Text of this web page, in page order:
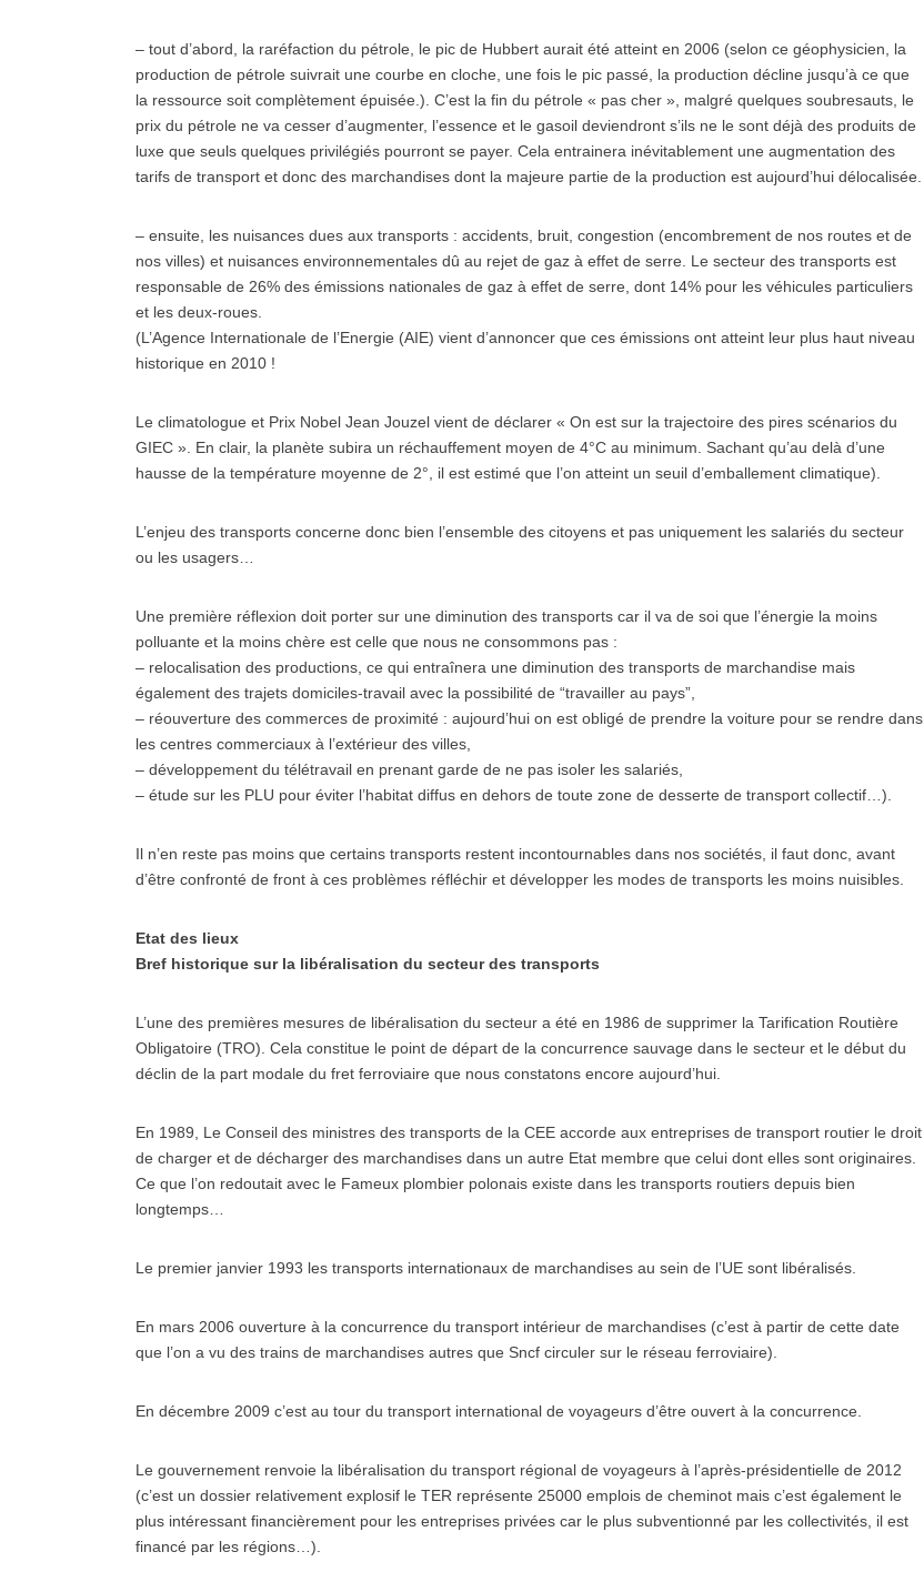
– tout d’abord, la raréfaction du pétrole, le pic de Hubbert aurait été atteint en 2006 (selon ce géophysicien, la
production de pétrole suivrait une courbe en cloche, une fois le pic passé, la production décline jusqu’à ce que
la ressource soit complètement épuisée.). C’est la fin du pétrole « pas cher », malgré quelques soubresauts, le
prix du pétrole ne va cesser d’augmenter, l’essence et le gasoil deviendront s’ils ne le sont déjà des produits de
luxe que seuls quelques privilégiés pourront se payer. Cela entrainera inévitablement une augmentation des
tarifs de transport et donc des marchandises dont la majeure partie de la production est aujourd’hui délocalisée.
– ensuite, les nuisances dues aux transports : accidents, bruit, congestion (encombrement de nos routes et de
nos villes) et nuisances environnementales dû au rejet de gaz à effet de serre. Le secteur des transports est
responsable de 26% des émissions nationales de gaz à effet de serre, dont 14% pour les véhicules particuliers
et les deux-roues.
(L’Agence Internationale de l’Energie (AIE) vient d’annoncer que ces émissions ont atteint leur plus haut niveau
historique en 2010 !
Le climatologue et Prix Nobel Jean Jouzel vient de déclarer « On est sur la trajectoire des pires scénarios du
GIEC ». En clair, la planète subira un réchauffement moyen de 4°C au minimum. Sachant qu’au delà d’une
hausse de la température moyenne de 2°, il est estimé que l’on atteint un seuil d’emballement climatique).
L’enjeu des transports concerne donc bien l’ensemble des citoyens et pas uniquement les salariés du secteur
ou les usagers…
Une première réflexion doit porter sur une diminution des transports car il va de soi que l’énergie la moins
polluante et la moins chère est celle que nous ne consommons pas :
– relocalisation des productions, ce qui entraînera une diminution des transports de marchandise mais
également des trajets domiciles-travail avec la possibilité de “travailler au pays”,
– réouverture des commerces de proximité : aujourd’hui on est obligé de prendre la voiture pour se rendre dans
les centres commerciaux à l’extérieur des villes,
– développement du télétravail en prenant garde de ne pas isoler les salariés,
– étude sur les PLU pour éviter l’habitat diffus en dehors de toute zone de desserte de transport collectif…).
Il n’en reste pas moins que certains transports restent incontournables dans nos sociétés, il faut donc, avant
d’être confronté de front à ces problèmes réfléchir et développer les modes de transports les moins nuisibles.
Etat des lieux
Bref historique sur la libéralisation du secteur des transports
L’une des premières mesures de libéralisation du secteur a été en 1986 de supprimer la Tarification Routière
Obligatoire (TRO). Cela constitue le point de départ de la concurrence sauvage dans le secteur et le début du
déclin de la part modale du fret ferroviaire que nous constatons encore aujourd’hui.
En 1989, Le Conseil des ministres des transports de la CEE accorde aux entreprises de transport routier le droit
de charger et de décharger des marchandises dans un autre Etat membre que celui dont elles sont originaires.
Ce que l’on redoutait avec le Fameux plombier polonais existe dans les transports routiers depuis bien
longtemps…
Le premier janvier 1993 les transports internationaux de marchandises au sein de l’UE sont libéralisés.
En mars 2006 ouverture à la concurrence du transport intérieur de marchandises (c’est à partir de cette date
que l’on a vu des trains de marchandises autres que Sncf circuler sur le réseau ferroviaire).
En décembre 2009 c’est au tour du transport international de voyageurs d’être ouvert à la concurrence.
Le gouvernement renvoie la libéralisation du transport régional de voyageurs à l’après-présidentielle de 2012
(c’est un dossier relativement explosif le TER représente 25000 emplois de cheminot mais c’est également le
plus intéressant financièrement pour les entreprises privées car le plus subventionné par les collectivités, il est
financé par les régions…).